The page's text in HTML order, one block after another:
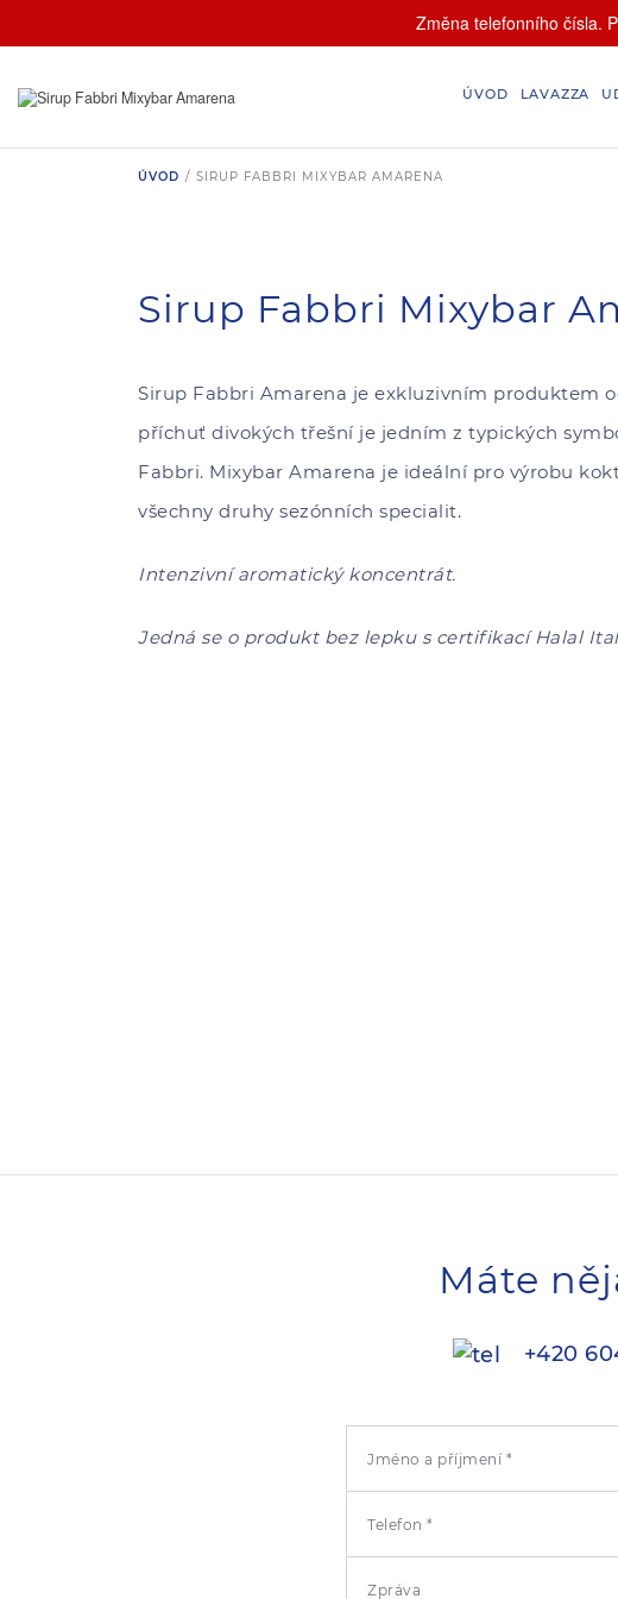
Změna telefonního čísla.
ÚVOD LAVAZZA
ÚVOD / SIRUP FABBRI MIXYBAR AMARENA
Sirup Fabbri Mixybar
Sirup Fabbri Amarena je exkluzivním produktem
příchuť divokých třešní je jedním z typických
Fabbri. Mixybar Amarena je ideální pro výrobu
všechny druhy sezónních specialit.
Intenzivní aromatický koncentrát.
Jedná se o produkt bez lepku s certifikací Halal
Máte
+420
Jméno a příjmení *
Telefon *
Zpráva